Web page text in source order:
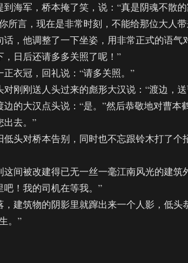
军，桥本掩了笑，说：“真是阴魂不散的
所言，现在是非常时刻，不能给那位大人
他调整了一下坐姿，用非常正式的语气
，日后还请多多关照了呢！”
衣冠，回礼说：“请多关照。”
刚送人头过来的彪形大汉说：“渡边，送
大汉点头说：“是。”然后恭敬地对曹本
出去。”
对桥本告别，同时也不忘跟铃木打了个
被改建得已无一丝一毫江南风光的建筑
吧！我的司机在等我。”
筑物的阴影里就蹿出来一个人影，低头
。”